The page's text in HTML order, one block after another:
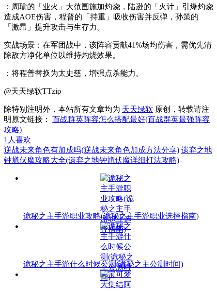
：周瑜的「业火」大范围施加灼烧，陆逊的「火计」引爆灼烧
造成AOE伤害，程普的「持重」吸收伤害并反弹，孙策的
「激昂」提升攻击与生存力。
实战场景：在军团战中，该阵容贡献41%场均伤害，需优先清
除敌方净化单位以维持灼烧效果。
：将程普替换为太史慈，增强点杀能力。
@天天绿软TTzip
除特别注明外，本站所有文章均为 天天绿软 原创，转载请注
明原文链接： 百战群英阵容怎么搭配最好(百战群英最强阵容
攻略)
1 人喜欢
逆战未来角色有加成吗(逆战未来角色加成方法分享) 遗弃之地
钟馗伏魔攻略大全(遗弃之地钟馗伏魔详细打法攻略)
诡秘之主手游职业攻略(诡秘之主手游职业选择指南)
诡秘之主手游什么时候公测(诡秘之主公测时间)